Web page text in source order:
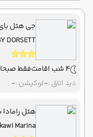
جی هتل
DORSETT
4 شب اقامت فقط
دید اتاق :-لوکیشن :-
هتل رامادا
Marina